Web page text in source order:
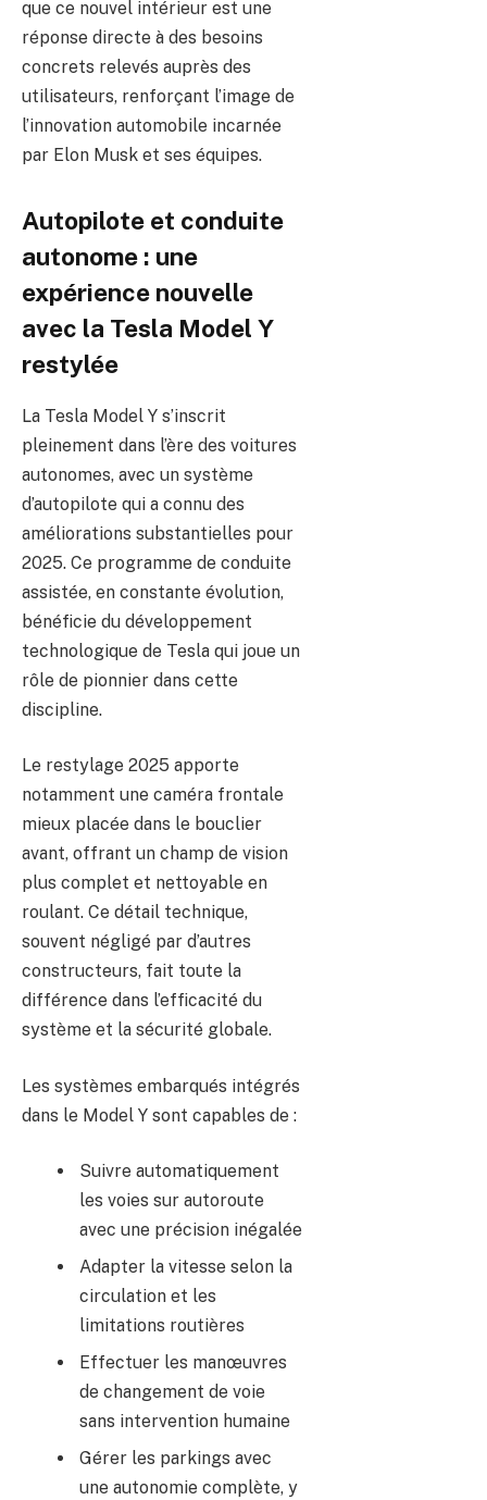
que ce nouvel intérieur est une
réponse directe à des besoins
concrets relevés auprès des
utilisateurs, renforçant l’image de
l’innovation automobile incarnée
par Elon Musk et ses équipes.
Autopilote et conduite
autonome : une
expérience nouvelle
avec la Tesla Model Y
restylée
La Tesla Model Y s’inscrit
pleinement dans l’ère des voitures
autonomes, avec un système
d’autopilote qui a connu des
améliorations substantielles pour
2025. Ce programme de conduite
assistée, en constante évolution,
bénéficie du développement
technologique de Tesla qui joue un
rôle de pionnier dans cette
discipline.
Le restylage 2025 apporte
notamment une caméra frontale
mieux placée dans le bouclier
avant, offrant un champ de vision
plus complet et nettoyable en
roulant. Ce détail technique,
souvent négligé par d’autres
constructeurs, fait toute la
différence dans l’efficacité du
système et la sécurité globale.
Les systèmes embarqués intégrés
dans le Model Y sont capables de :
Suivre automatiquement
les voies sur autoroute
avec une précision inégalée
Adapter la vitesse selon la
circulation et les
limitations routières
Effectuer les manœuvres
de changement de voie
sans intervention humaine
Gérer les parkings avec
une autonomie complète, y